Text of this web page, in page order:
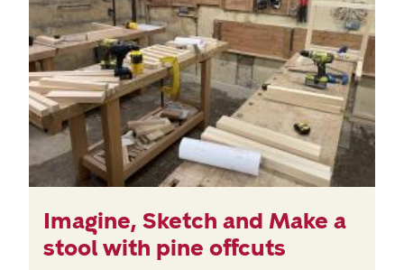
Imagine, Sketch and Make a
stool with pine offcuts